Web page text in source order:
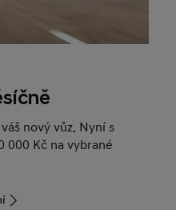
nový vůz. Nyní s
000 Kč na vybrané